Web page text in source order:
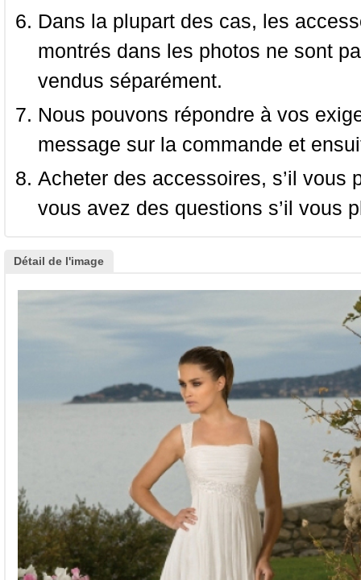
Dans la plupart des cas, les
montrés dans les photos ne sont
vendus séparément.
Nous pouvons répondre à vos
message sur la commande et
Acheter des accessoires, s’il
vous avez des questions s’il vous
Détail de l'image